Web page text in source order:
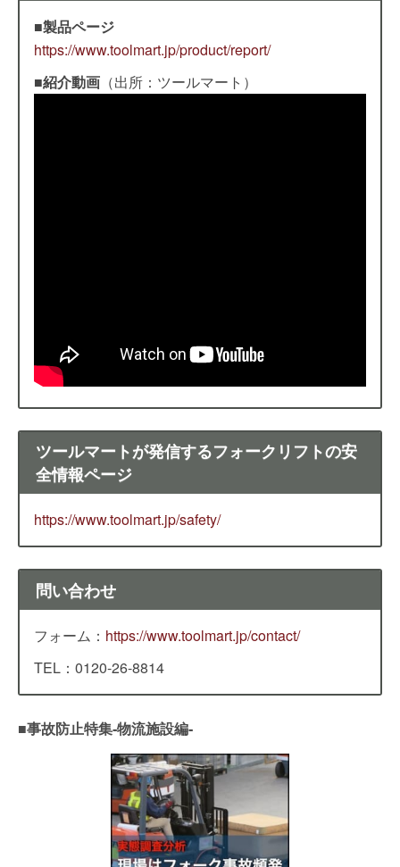
■製品ページ
https://www.toolmart.jp/product/report/
■紹介動画 （出所：ツールマート）
ツールマートが発信するフォークリフトの安
全情報ページ
https://www.toolmart.jp/safety/
問い合わせ
フォーム： https://www.toolmart.jp/contact/
TEL：0120-26-8814
■事故防止特集‐物流施設編‐